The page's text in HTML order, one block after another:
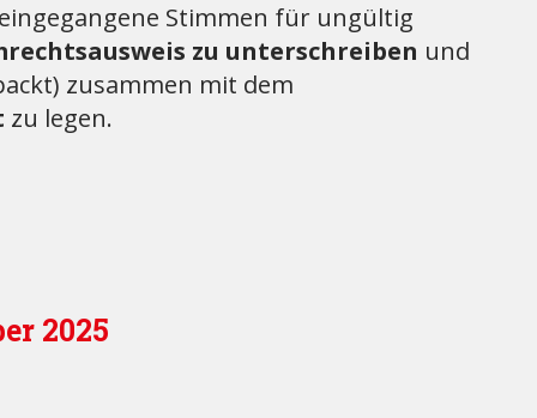
Stimmen für ungültig
zu unterschreiben und
zusammen mit dem
zu legen.
2025